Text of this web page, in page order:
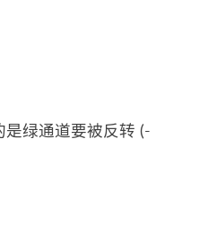
绿通道要被反转 (-